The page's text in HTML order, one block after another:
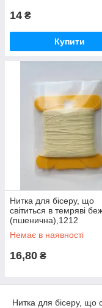
14 ₴
Купити
Нитка для бісеру, що
світиться в темряві
(пшенична),1212
Немає в наявності
16,80 ₴
Нитка для бісеру, що